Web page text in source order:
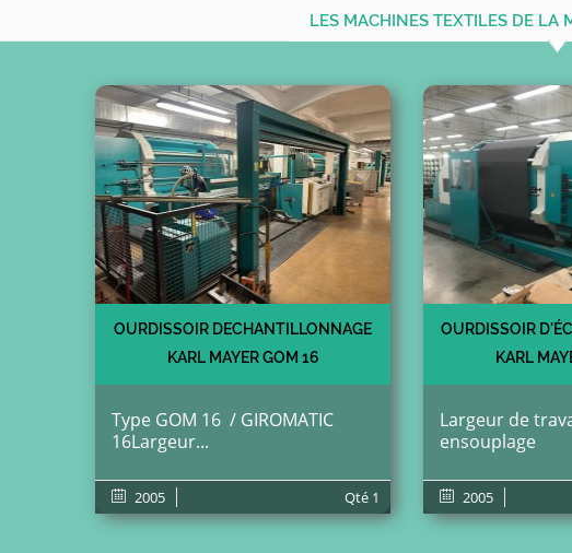
LES MACHINES TEXTILES DE LA
OURDISSOIR DECHANTILLONNAGE
KARL MAYER GOM 16
Type GOM 16 / GIROMATIC
16Largeur...
2005 Qté 1
OURDISSOIR
KARL
Largeur de
ensouplage
2005